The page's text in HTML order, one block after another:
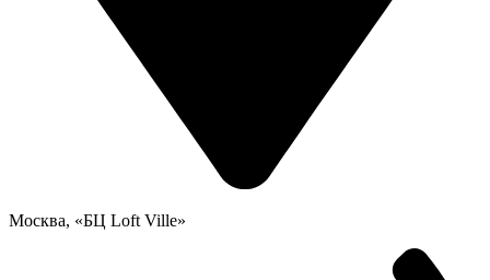
Москва, «БЦ Loft Ville»